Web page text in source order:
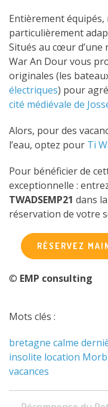
Entièrement équipés,
particulièrement
Situés au cœur
War An Dour vous
originales (les
électriques) pour
cité médiévale de
Alors, pour des
l’eau, optez pour Ti
Pour bénéficier de
exceptionnelle :
TWADSEMP21 dans
réservation de votre
RÉSERVEZ
© EMP consulting
Mots clés :
bretagne calme
insolite location
vacances
Navigation